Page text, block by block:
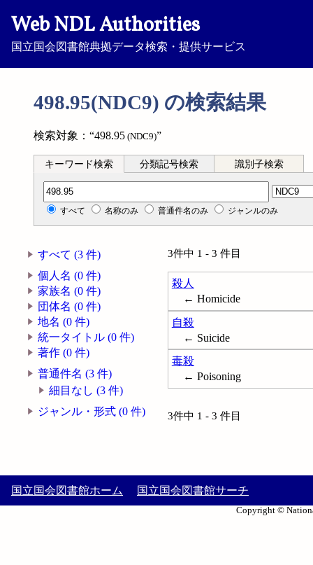
Web NDL Authorities
国立国会図書館典拠データ検索・提供サービス
498.95(NDC9) の検索結果
検索対象：“498.95 (NDC9)”
キーワード検索 分類記号検索 識別子検索
分類記号検索
すべて 名称のみ 普通件名のみ ジャンルのみ
すべて (3 件)
個人名 (0 件)
家族名 (0 件)
団体名 (0 件)
地名 (0 件)
統一タイトル (0 件)
著作 (0 件)
普通件名 (3 件)
細目なし (3 件)
ジャンル・形式 (0 件)
3件中 1 - 3 件目
殺人
← Homicide
自殺
← Suicide
毒殺
← Poisoning
3件中 1 - 3 件目
国立国会図書館ホーム 国立国会図書館サーチ
Copyright ©